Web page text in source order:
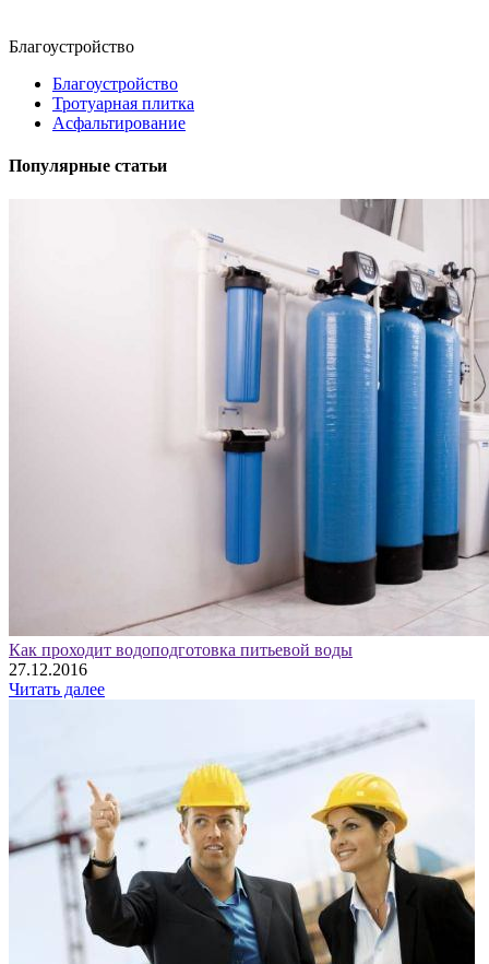
Благоустройство
Благоустройство
Тротуарная плитка
Асфальтирование
Популярные статьи
Как проходит водоподготовка питьевой воды
27.12.2016
Читать далее